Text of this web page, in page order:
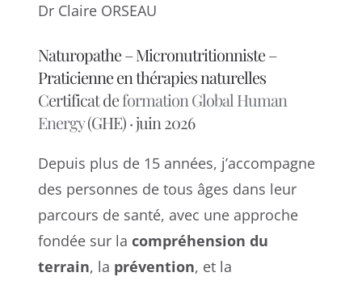
Dr Claire ORSEAU
Naturopathe – Micronutritionniste –
Praticienne en thérapies naturelles
Certificat deformation Global Human
Energy(GHE) · juin 2026
Depuis plus de 15 années, j’accompagne
des personnes de tous âges dans leur
parcours de santé, avec une approche
fondée sur la compréhension du
terrain, la prévention, et la